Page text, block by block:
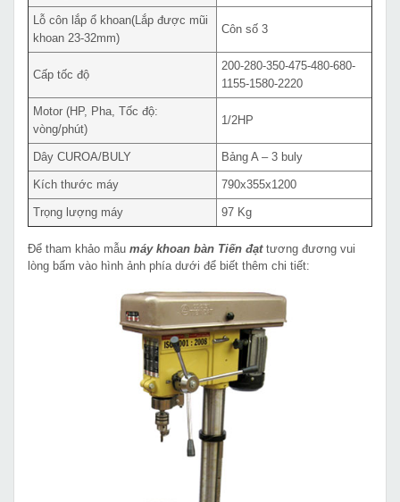
Lỗ côn lắp ổ khoan(Lắp được mũi
khoan 23-32mm)
Côn số 3
Cấp tốc độ
200-280-350-475-480-680-
1155-1580-2220
Motor (HP, Pha, Tốc độ:
vòng/phút)
1/2HP
Dây CUROA/BULY Bảng A – 3 buly
Kích thước máy 790x355x1200
Trọng lượng máy 97 Kg
Để tham khảo mẫu máy khoan bàn Tiến đạttương đương vui
lòng bấm vào hình ảnh phía dưới để biết thêm chi tiết: